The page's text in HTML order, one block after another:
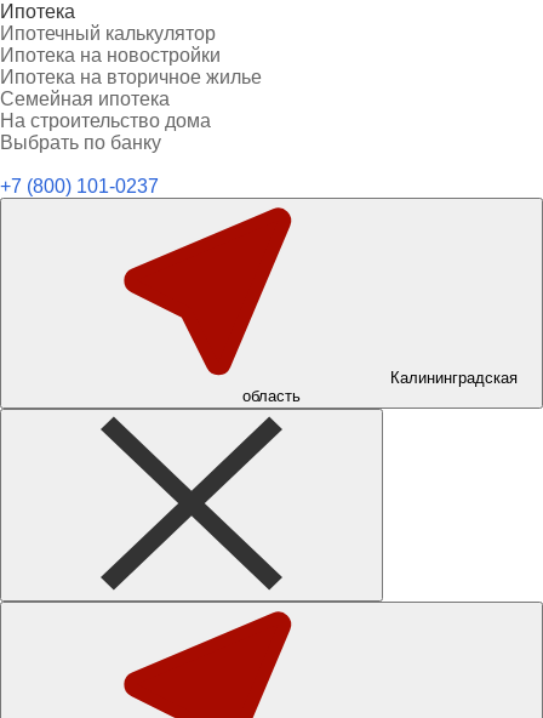
Ипотека
Ипотечный калькулятор
Ипотека на новостройки
Ипотека на вторичное жилье
Семейная ипотека
На строительство дома
Выбрать по банку
+7 (800) 101-0237
Калининградская
область